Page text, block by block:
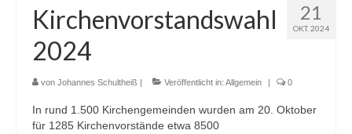
21
OKT. 2024
Kirchenvorstandswahl
2024
von Johannes Schultheiß Veröffentlicht in: Allgemein 0
In rund 1.500 Kirchengemeinden wurden am 20. Oktober
für 1285 Kirchenvorstände etwa 8500